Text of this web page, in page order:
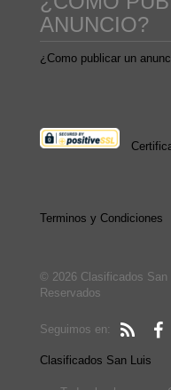
ANUNCIO?
¿Como publicar un
Terminos y Condiciones
© 2026 Clasificados San
Reservados
Seguimos en:
Clasificados San Luis